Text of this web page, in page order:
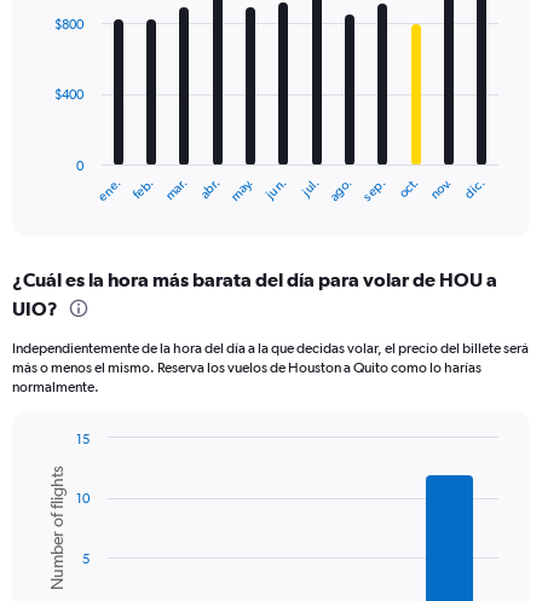
with
The
Range:
12
The
chart
axis
displaying
values.
Range:
ene. feb. mar. abr. may. jun. jul. ago. sep. oct. nov. dic.
0
$400
$800
¿Cuál es la hora más barata del día para volar de HOU a
UIO?
Independientemente de la hora del día a la que decidas volar, el precio del billete será
más o menos el mismo. Reserva los vuelos de Houston a Quito como lo harías
normalmente.
chart
with
bars.
The
Chart
graphic.
Number of flights 5
10
15